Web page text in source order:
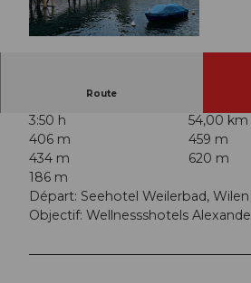
Route
3:50 h
54,00 km
406 m
459 m
434 m
620 m
186 m
Départ: Seehotel Weilerbad,
Objectif: Wellnessshotels